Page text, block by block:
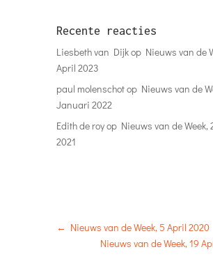
Recente reacties
Liesbeth van Dijkop Nieuws van de
April 2023
paul molenschotop Nieuws van de
Januari 2022
Edith de royop Nieuws van de Week,
2021
← Nieuws van de Week, 5 April 2020
Nieuws van de Week, 19